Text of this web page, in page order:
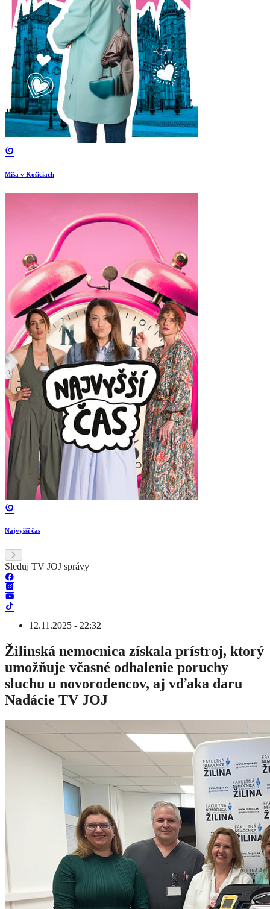
Miša v Košiciach
Najvyšší čas
Sleduj TV JOJ správy
12.11.2025 - 22:32
Žilinská nemocnica získala prístroj, ktorý
umožňuje včasné odhalenie poruchy
sluchu u novorodencov, aj vďaka daru
Nadácie TV JOJ